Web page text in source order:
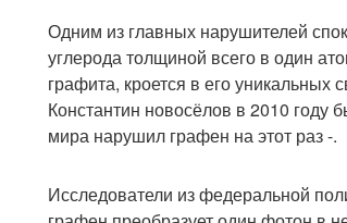
Одним из главных нарушителей
углерода толщиной всего в один
графита, кроется в его уникальных
Константин новосёлов в 2010
мира нарушил графен на этот раз -.
Исследователи из федеральной